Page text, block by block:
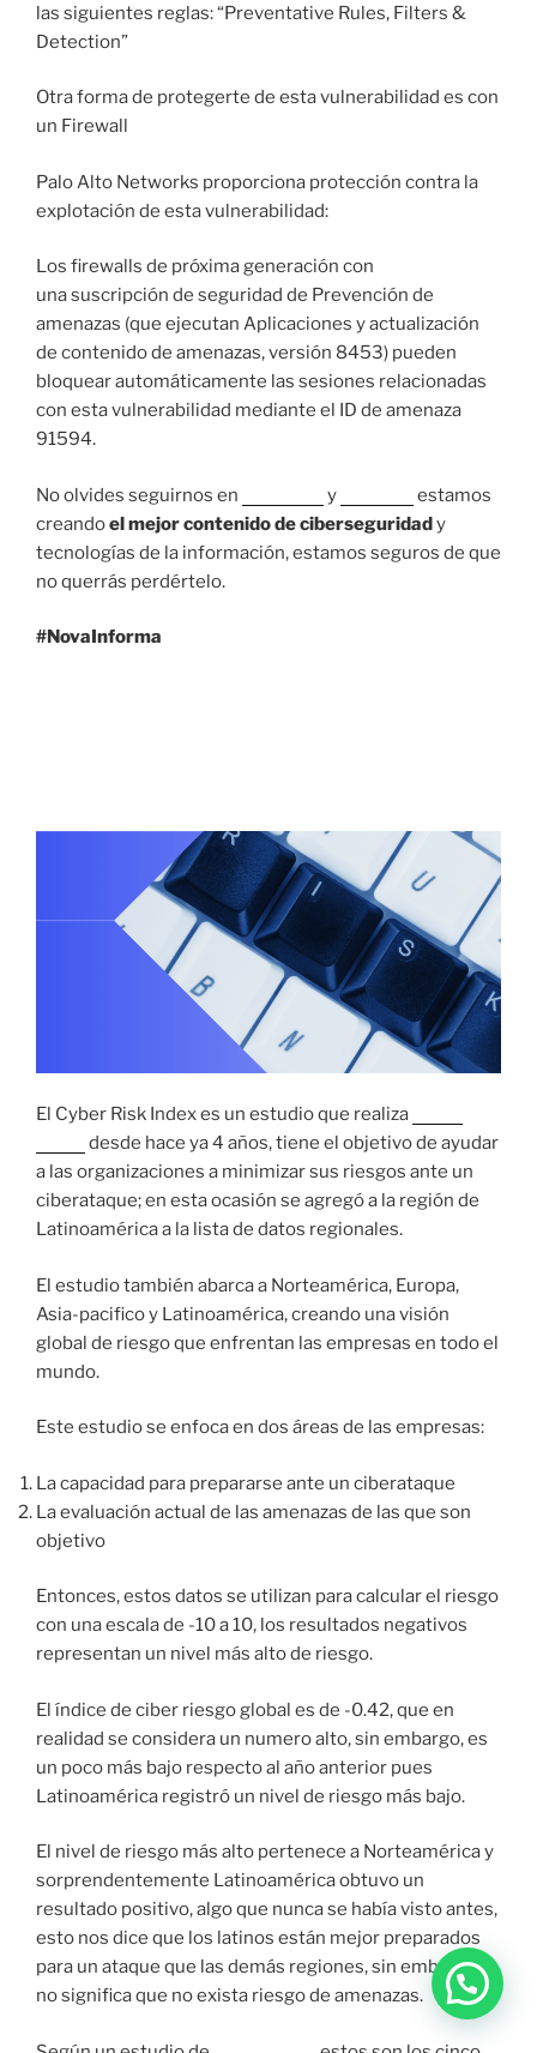
las siguientes reglas: “Preventative Rules, Filters &
Detection”
Otra forma de protegerte de esta vulnerabilidad es con
un Firewall
Palo Alto Networks proporciona protección contra la
explotación de esta vulnerabilidad:
Los firewalls de próxima generación con
una suscripción de seguridad de Prevención de
amenazas (que ejecutan Aplicaciones y actualización
de contenido de amenazas, versión 8453) pueden
bloquear automáticamente las sesiones relacionadas
con esta vulnerabilidad mediante el ID de amenaza
91594.
No olvides seguirnos en y
estamos
creandoel mejor contenido de ciberseguridady
tecnologías de la información, estamos seguros de que
no querrás perdértelo.
#NovaInforma
El Cyber Risk Index es un estudio que realiza
desde hace ya 4 años, tiene el objetivo de ayudar
a las organizaciones a minimizar sus riesgos ante un
ciberataque; en esta ocasión se agregó a la región de
Latinoamérica a la lista de datos regionales.
El estudio también abarca a Norteamérica, Europa,
Asia-pacifico y Latinoamérica, creando una visión
global de riesgo que enfrentan las empresas en todo el
mundo.
Este estudio se enfoca en dos áreas de las empresas:
La capacidad para prepararse ante un ciberataque
La evaluación actual de las amenazas de las que son
objetivo
Entonces, estos datos se utilizan para calcular el riesgo
con una escala de -10 a 10, los resultados negativos
representan un nivel más alto de riesgo.
El índice de ciber riesgo global es de -0.42, que en
realidad se considera un numero alto, sin embargo, es
un poco más bajo respecto al año anterior pues
Latinoamérica registró un nivel de riesgo más bajo.
El nivel de riesgo más alto pertenece a Norteamérica y
sorprendentemente Latinoamérica obtuvo un
resultado positivo, algo que nunca se había visto antes,
esto nos dice que los latinos están mejor preparados
para un ataque que las demás regiones, sin embargo,
no significa que no exista riesgo de amenazas.